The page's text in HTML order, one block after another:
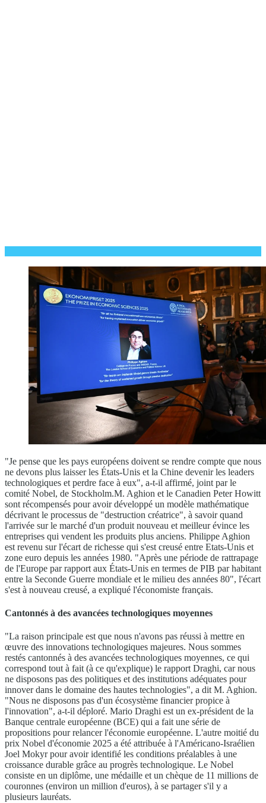
"Je pense que les pays européens doivent se rendre compte que nous
ne devons plus laisser les États-Unis et la Chine devenir les leaders
technologiques et perdre face à eux", a-t-il affirmé, joint par le
comité Nobel, de Stockholm.M. Aghion et le Canadien Peter Howitt
sont récompensés pour avoir développé un modèle mathématique
décrivant le processus de "destruction créatrice", à savoir quand
l'arrivée sur le marché d'un produit nouveau et meilleur évince les
entreprises qui vendent les produits plus anciens. Philippe Aghion
est revenu sur l'écart de richesse qui s'est creusé entre Etats-Unis et
zone euro depuis les années 1980. "Après une période de rattrapage
de l'Europe par rapport aux États-Unis en termes de PIB par habitant
entre la Seconde Guerre mondiale et le milieu des années 80", l'écart
s'est à nouveau creusé, a expliqué l'économiste français.
Cantonnés à des avancées technologiques moyennes
"La raison principale est que nous n'avons pas réussi à mettre en
œuvre des innovations technologiques majeures. Nous sommes
restés cantonnés à des avancées technologiques moyennes, ce qui
correspond tout à fait (à ce qu'explique) le rapport Draghi, car nous
ne disposons pas des politiques et des institutions adéquates pour
innover dans le domaine des hautes technologies", a dit M. Aghion.
"Nous ne disposons pas d'un écosystème financier propice à
l'innovation", a-t-il déploré. Mario Draghi est un ex-président de la
Banque centrale européenne (BCE) qui a fait une série de
propositions pour relancer l'économie européenne. L'autre moitié du
prix Nobel d'économie 2025 a été attribuée à l'Américano-Israélien
Joel Mokyr pour avoir identifié les conditions préalables à une
croissance durable grâce au progrès technologique. Le Nobel
consiste en un diplôme, une médaille et un chèque de 11 millions de
couronnes (environ un million d'euros), à se partager s'il y a
plusieurs lauréats.